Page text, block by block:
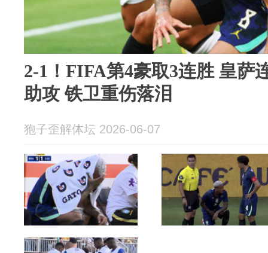
2-1！FIFA第4豪取3连胜 皇萨
助攻 铁卫重伤落泪
狍子歪解体坛 2026-06-07